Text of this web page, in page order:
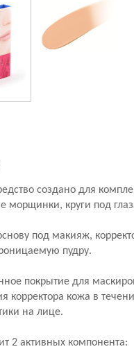
создано для
морщинки, круги под
под макияж,
пудру.
покрытие для
корректора кожа в
на лице.
2 активных компонента: